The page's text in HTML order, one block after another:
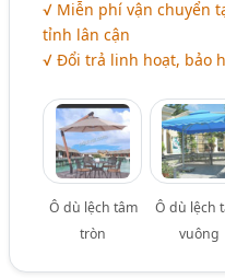
√ Miễn phí vận chuyển
tỉnh lân cận
√ Đổi trả linh hoạt, bảo
Ô dù lệch tâm
tròn
Ô dù lệch
vuông